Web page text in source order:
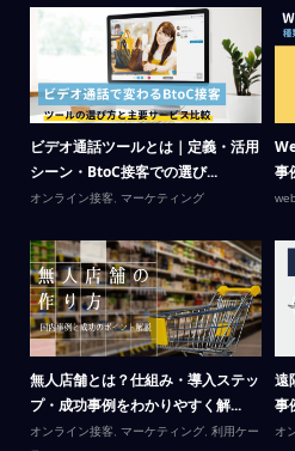
ビデオ通話ツールとは｜定義・活用
シーン・BtoC接客での選び...
オンライン接客 マーケティング
事
無人店舗とは？仕組み・導入ステッ
プ・成功事例をわかりやすく解...
オンライン接客 マーケティング, 利用ケー
遠
事
オ